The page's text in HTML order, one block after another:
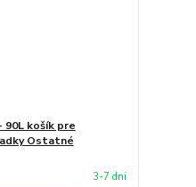
90L košík pre
Ostatné
3-7 dni